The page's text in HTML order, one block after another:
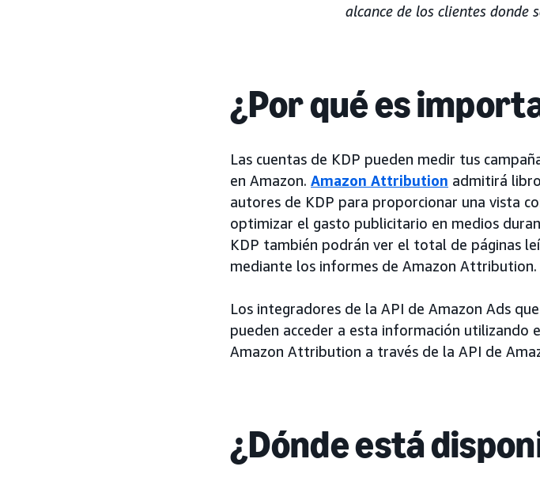
alcance de los clientes donde
¿Por qué es
Las cuentas de KDP pueden medir tus
en Amazon. Amazon Attribution admitirá
autores de KDP para proporcionar una vista
optimizar el gasto publicitario en medios
KDP también podrán ver el total de páginas
mediante los informes de Amazon Attribution.
Los integradores de la API de Amazon Ads
pueden acceder a esta información
Amazon Attribution a través de la API de
¿Dónde está